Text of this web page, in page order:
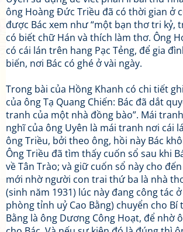
ông Hoàng Đức Triều đã có thời gian ở
được Bác xem như “một bạn thơ tri kỷ,
có biết chữ Hán và thích làm thơ. Ông
có cái lán trên hang Pạc Tẻng, để gia
biến, nơi Bác có ghé ở vài ngày.
Trong bài của Hồng Khanh có chi tiết
của ông Tạ Quang Chiến: Bác đã dắt
tranh của một nhà đồng bào”. Mái
nghĩ của ông Uyên là mái tranh nơi cái
ông Triều, bởi theo ông, hồi này Bác
Ông Triều đã tìm thấy cuốn sổ sau khi
về Tân Trào; và giữ cuốn sổ này cho
mới nhờ người con trai thứ ba là nhà
(sinh năm 1931) lúc này đang công tác
phòng tỉnh uỷ Cao Bằng) chuyển cho Bí
Bằng là ông Dương Công Hoạt, để nhờ